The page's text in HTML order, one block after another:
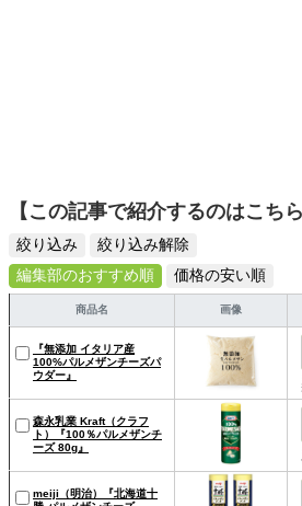
【この記事で紹介するのはこちら
絞り込み
絞り込み解除
編集部のおすすめ順
価格の安い順
商品名 画像
『無添加 イタリア産
100%パルメザンチーズパ
ウダー』
森永乳業 Kraft（クラフ
ト）『100％パルメザンチ
ーズ 80g』
meiji（明治）『北海道十